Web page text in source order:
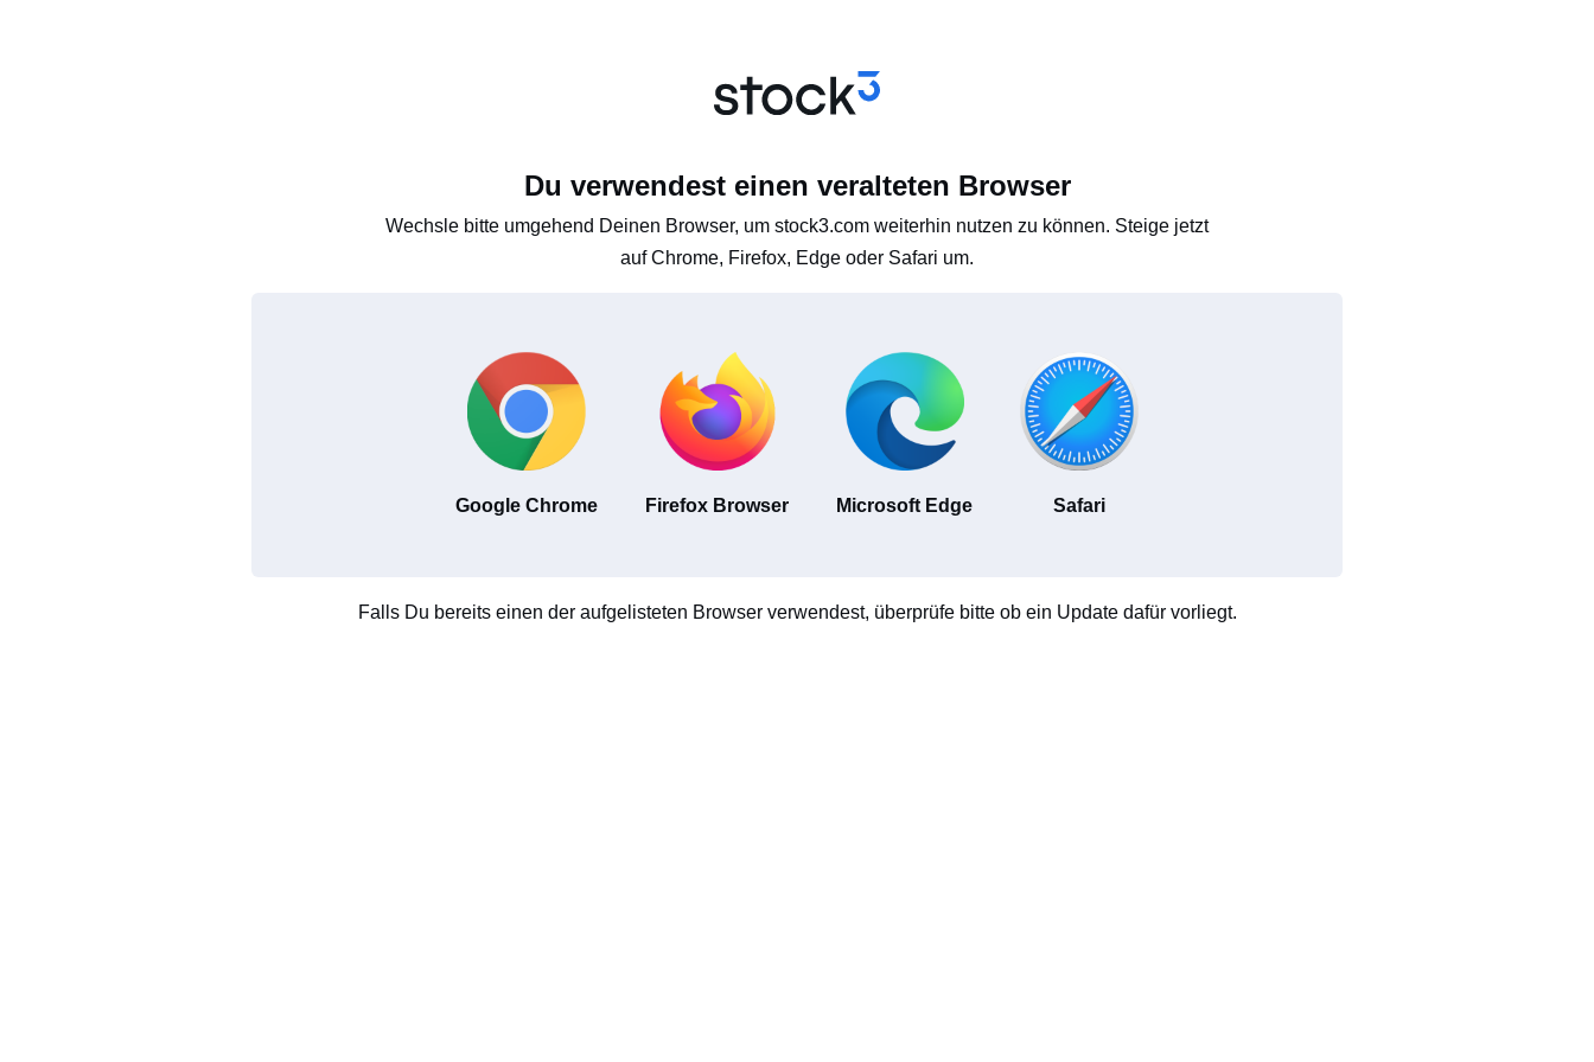
Du verwendest einen veralteten Browser
Wechsle bitte umgehend Deinen Browser, um stock3.com weiterhin nutzen zu können. Steige jetzt
auf Chrome, Firefox, Edge oder Safari um.
Google Chrome Firefox Browser Microsoft Edge Safari
Falls Du bereits einen der aufgelisteten Browser verwendest, überprüfe bitte ob ein Update dafür vorliegt.